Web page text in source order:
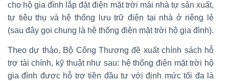
cho hộ gia đình lắp đặt điện mặt trời mái nhà tự sản xuất,
tự tiêu thụ và hệ thống lưu trữ điện tại nhà ở riêng lẻ
(sau đây gọi chung là hệ thống điện mặt trời hộ gia đình).
Theo dự thảo, Bộ Công Thương đề xuất chính sách hỗ
trợ tài chính, kỹ thuật như sau: hệ thống điện mặt trời hộ
gia đình được hỗ trợ tiền đầu tư với định mức tối đa là